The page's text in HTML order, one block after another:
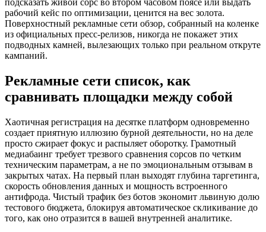
рабочий кейс по оптимизации, ценится на вес золота.
Поверхностный рекламные сети обзор, собранный на коленке
из официальных пресс-релизов, никогда не покажет этих
подводных камней, вылезающих только при реальном откруте
кампаний.
Рекламные сети список, как
сравнивать площадки между собой
Хаотичная регистрация на десятке платформ одновременно
создает приятную иллюзию бурной деятельности, но на деле
просто сжирает фокус и распыляет оборотку. Грамотный
медиабаинг требует трезвого сравнения сорсов по четким
техническим параметрам, а не по эмоциональным отзывам в
закрытых чатах. На первый план выходят глубина таргетинга,
скорость обновления данных и мощность встроенного
антифрода. Чистый трафик без ботов экономит львиную долю
тестового бюджета, блокируя автоматическое скликивание до
того, как оно отразится в вашей внутренней аналитике.